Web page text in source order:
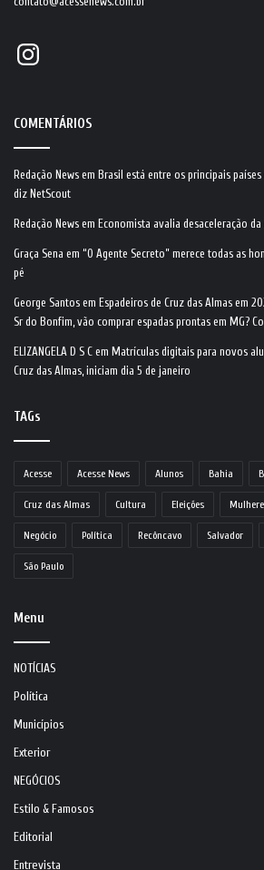
Instagram
COMENTÁRIOS
Redação News em Brasil está entre os principais
diz NetScout
Redação News em Economista avalia desaceleração
Graça Sena em “O Agente Secreto” merece todas as
pé
George Santos em Espadeiros de Cruz das Almas em
Sr do Bonfim, vão comprar espadas prontas em MG?
ELIZANGELA D S C em Matrículas digitais para novos
Cruz das Almas, iniciam dia 5 de janeiro
TAGs
Acesse Acesse News Alunos Bahia
Cruz das Almas Cultura Eleições
Negócio Política Recôncavo Salvador
São Paulo
Menu
NOTÍCIAS
Política
Municípios
Exterior
NEGÓCIOS
Estilo & Famosos
Editorial
Entrevista